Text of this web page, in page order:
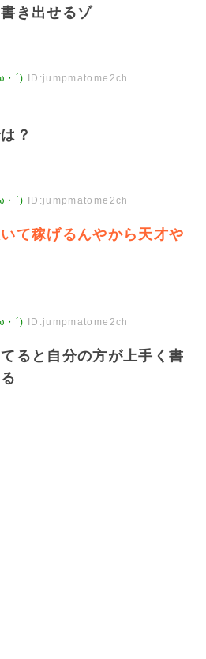
き出せるゾ
・´) ID:jumpmatome2ch
？
・´) ID:jumpmatome2ch
て稼げるんやから天才や
・´) ID:jumpmatome2ch
ると自分の方が上手く書